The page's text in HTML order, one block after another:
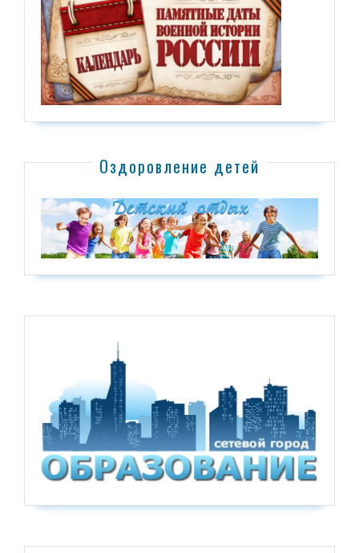
Оздоровление детей